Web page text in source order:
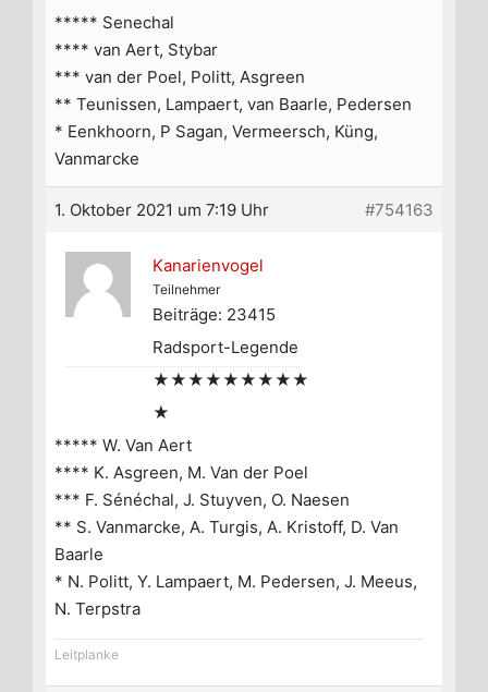
***** Senechal
**** van Aert, Stybar
*** van der Poel, Politt, Asgreen
** Teunissen, Lampaert, van Baarle, Pedersen
* Eenkhoorn, P Sagan, Vermeersch, Küng,
Vanmarcke
1. Oktober 2021 um 7:19 Uhr #754163
Kanarienvogel
Teilnehmer
Beiträge: 23415
Radsport-Legende
★★★★★★★★★
★
***** W. Van Aert
**** K. Asgreen, M. Van der Poel
*** F. Sénéchal, J. Stuyven, O. Naesen
** S. Vanmarcke, A. Turgis, A. Kristoff, D. Van
Baarle
* N. Politt, Y. Lampaert, M. Pedersen, J. Meeus,
N. Terpstra
Leitplanke